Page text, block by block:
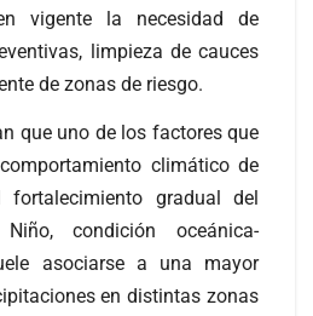
vigente la necesidad de
limpieza de cauces
de zonas de riesgo.
que uno de los factores que
climático de
gradual del
condición oceánica-
asociarse a una mayor
en distintas zonas